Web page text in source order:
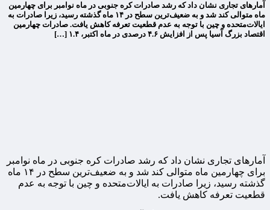
آمارهای تجاری نشان داد که رشد صادرات کره جنوبی در ماه نوامبر برای چهارمین
ماه متوالی کند شد و به ضعیف‌ترین سطح در ۱۴ ماه گذشته رسید، زیرا صادرات به
ایالات‌متحده و چین با توجه به عدم قطعیت تعرفه کاهش یافت. صادرات چهارمین
اقتصاد بزرگ آسیا پس از افزایش ۴.۶ درصدی در ماه اکتبر، ۱.۴ […]
آمارهای تجاری نشان داد که رشد صادرات کره جنوبی در ماه نوامبر
برای چهارمین ماه متوالی کند شد و به ضعیف‌ترین سطح در ۱۴ ماه
گذشته رسید، زیرا صادرات به ایالات‌متحده و چین با توجه به عدم
قطعیت تعرفه کاهش یافت.